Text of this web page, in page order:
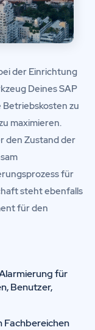
der Einrichtung
Deines SAP
Betriebskosten zu
maximieren.
den Zustand der
für
steht ebenfalls
für den
für
Benutzer,